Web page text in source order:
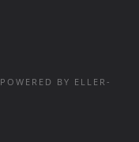
POWERED BY ELLER-